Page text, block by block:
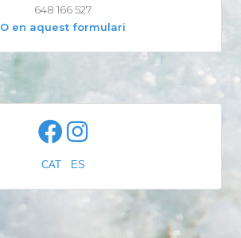
648 166 527
O en aquest formulari
CAT- ES